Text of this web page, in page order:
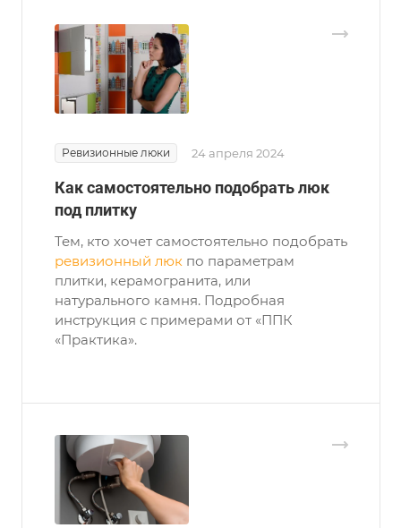
Ревизионные люки 24 апреля 2024
Как самостоятельно подобрать люк
под плитку
Тем, кто хочет самостоятельно подобрать
ревизионный люк по параметрам
плитки, керамогранита, или
натурального камня. Подробная
инструкция с примерами от «ППК
«Практика».